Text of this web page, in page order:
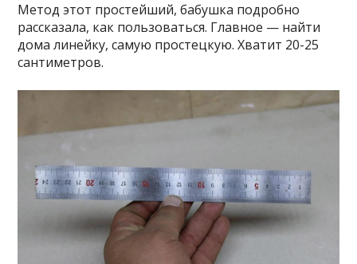
Метод этот простейший, бабушка подробно
рассказала, как пользоваться. Главное — найти
дома линейку, самую простецкую. Хватит 20-25
сантиметров.